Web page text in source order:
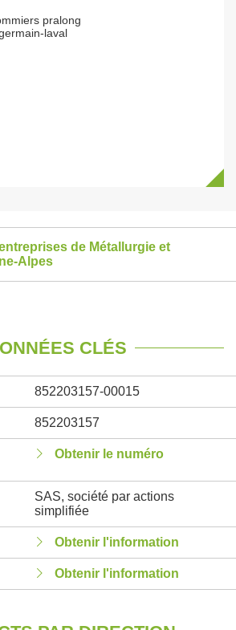
pralong
laval
de Métallurgie et
Alpes
CLÉS
852203157-00015
852203157
Obtenir le numéro
SAS, société par actions
simplifiée
Obtenir l'information
Obtenir l'information